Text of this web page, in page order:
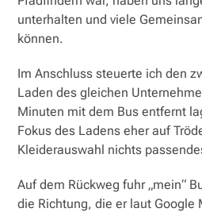
unterhalten und viele
können.
Im Anschluss steuerte ich den
Laden des gleichen
Minuten mit dem Bus entfernt
Fokus des Ladens eher auf
Kleiderauswahl nichts
Auf dem Rückweg fuhr „mein“
die Richtung, die er laut Google